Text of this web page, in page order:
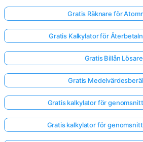
Inga
frågor
än
fråga
Gratis Räknare för
Gratis Kalkylator för
Gratis Billån Lösare
Gratis
Gratis kalkylator för
Gratis kalkylator för